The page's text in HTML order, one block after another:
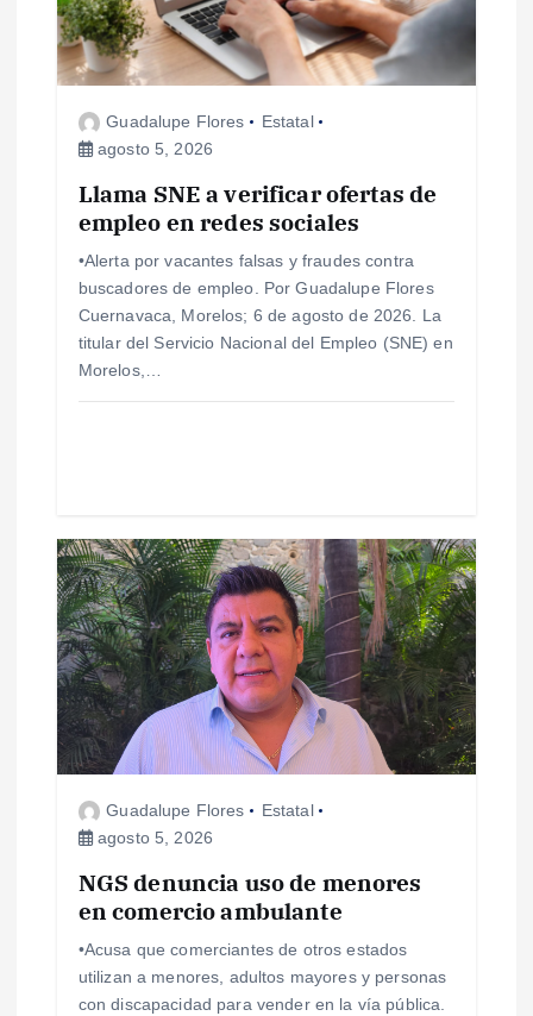
n
d
a
s
Guadalupe Flores
Estatal
agosto 5, 2026
Llama SNE a verificar ofertas de
empleo en redes sociales
•Alerta por vacantes falsas y fraudes contra
buscadores de empleo. Por Guadalupe Flores
Cuernavaca, Morelos; 6 de agosto de 2026. La
titular del Servicio Nacional del Empleo (SNE) en
Morelos,…
Guadalupe Flores
Estatal
agosto 5, 2026
NGS denuncia uso de menores
en comercio ambulante
•Acusa que comerciantes de otros estados
utilizan a menores, adultos mayores y personas
con discapacidad para vender en la vía pública.